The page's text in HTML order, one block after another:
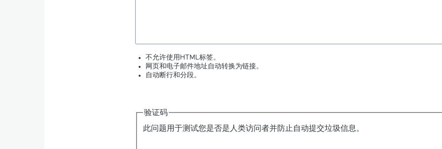
不允许使用HTML标签。
网页和电子邮件地址自动转换为链接。
自动断行和分段。
验证码
此问题用于测试您是否是人类访问者并防止自动提交垃圾信息。